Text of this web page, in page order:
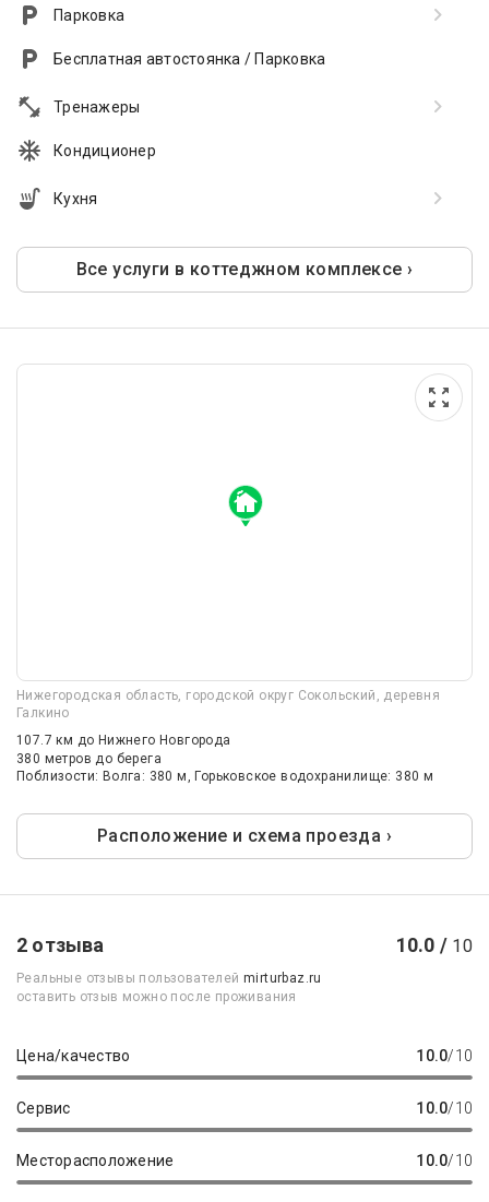
Парковка
Бесплатная автостоянка / Парковка
Тренажеры
Кондиционер
Кухня
Все услуги в коттеджном комплексе ›
Нижегородская область, городской округ Сокольский, деревня
Галкино
107.7 км до Нижнего Новгорода
380 метров до берега
Поблизости: Волга: 380 м, Горьковское водохранилище: 380 м
Расположение и схема проезда ›
2 отзыва 10.0 / 10
Реальные отзывы пользователейmirturbaz.ru
оставить отзыв можно после проживания
Цена/качество 10.0/10
Сервис 10.0/10
Месторасположение 10.0/10